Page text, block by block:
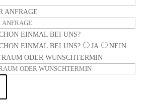
ANFRAGE
EINMAL BEI UNS?
EINMAL BEI UNS?
JA
NEIN
ODER WUNSCHTERMIN